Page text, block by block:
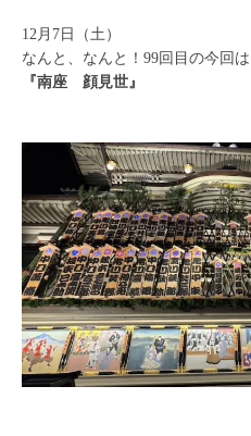
12月7日（土）
なんと、なんと！99回目の今回
『南座 顔見世』